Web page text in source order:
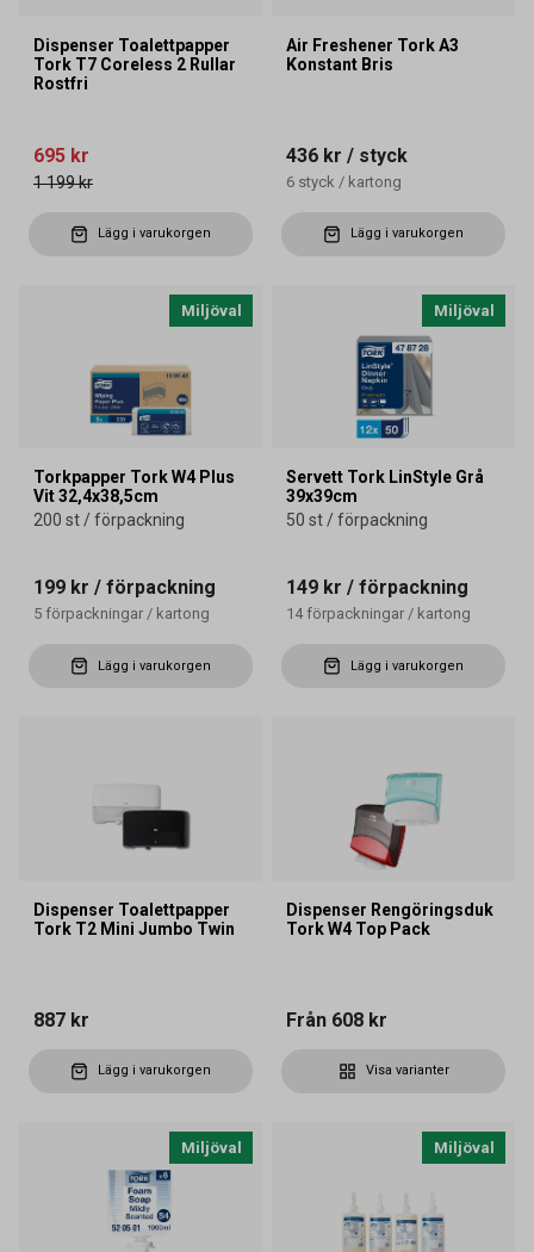
Dispenser Toalettpapper
Tork T7 Coreless 2 Rullar
Rostfri
695 kr
1 199 kr
Lägg i varukorgen
Air Freshener Tork A3
Konstant Bris
436 kr / styck
6 styck / kartong
Lägg i varukorgen
Miljöval
Torkpapper Tork W4 Plus
Vit 32,4x38,5cm
200 st / förpackning
199 kr / förpackning
5 förpackningar / kartong
Lägg i varukorgen
Miljöval
Servett Tork LinStyle Grå
39x39cm
50 st / förpackning
149 kr / förpackning
14 förpackningar / kartong
Lägg i varukorgen
Dispenser Toalettpapper
Tork T2 Mini Jumbo Twin
887 kr
Lägg i varukorgen
Dispenser Rengöringsduk
Tork W4 Top Pack
Från 608 kr
Visa varianter
Miljöval Miljöval